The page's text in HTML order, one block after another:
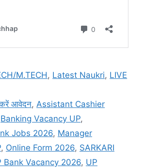
M.TECH, Latest Naukri, LIVE
आवेदन,Assistant Cashier
Banking Vacancy UP,
Jobs 2026, Manager
, Online Form 2026, SARKARI
Bank Vacancy 2026, UP